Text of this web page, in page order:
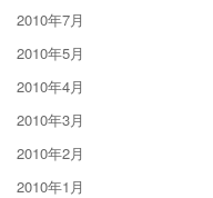
2010年7月
2010年5月
2010年4月
2010年3月
2010年2月
2010年1月